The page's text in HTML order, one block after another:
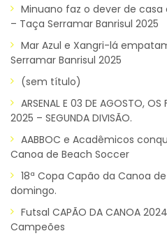
Minuano faz o dever de
– Taça Serramar Banrisul 2025
Mar Azul e Xangri-lá
Serramar Banrisul 2025
(sem título)
ARSENAL E 03 DE AGOSTO, OS
2025 – SEGUNDA DIVISÃO.
AABBOC e Acadêmicos
Canoa de Beach Soccer
18ª Copa Capão da Canoa
domingo.
Futsal CAPÃO DA CANOA
Campeões